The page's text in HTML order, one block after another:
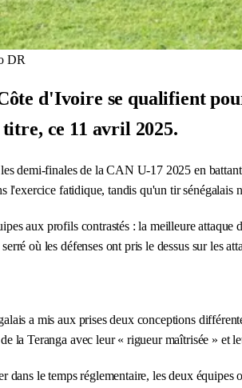
DR
d'Ivoire se qualifient
ce 11 avril 2025.
demi-finales de la CAN U-17 2025 en
l'exercice fatidique, tandis qu'un tir sénégalais
aux profils contrastés : la meilleure
où les défenses ont pris le dessus sur les
a mis aux prises deux conceptions
la Teranga avec leur « rigueur maîtrisée » et
dans le temps réglementaire, les deux